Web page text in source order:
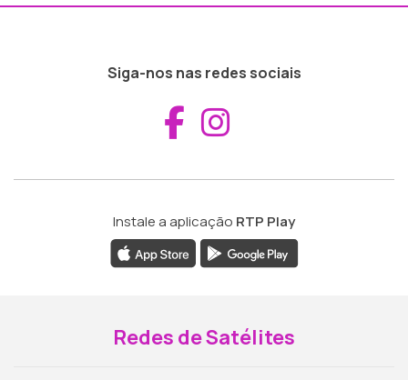
Siga-nos nas redes sociais
Aceder ao
Instale a aplicação RTP Play
Redes de Satélites